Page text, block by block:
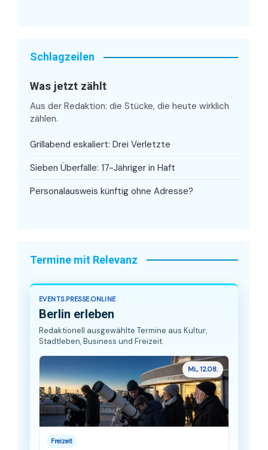
Schlagzeilen
Was jetzt zählt
Aus der Redaktion: die Stücke, die heute wirklich
zählen.
Grillabend eskaliert: Drei Verletzte
Sieben Überfälle: 17-Jähriger in Haft
Personalausweis künftig ohne Adresse?
Termine mit Relevanz
EVENTS.PRESSE.ONLINE
Berlin erleben
Redaktionell ausgewählte Termine aus Kultur,
Stadtleben, Business und Freizeit.
Mi., 12.08.
Freizeit